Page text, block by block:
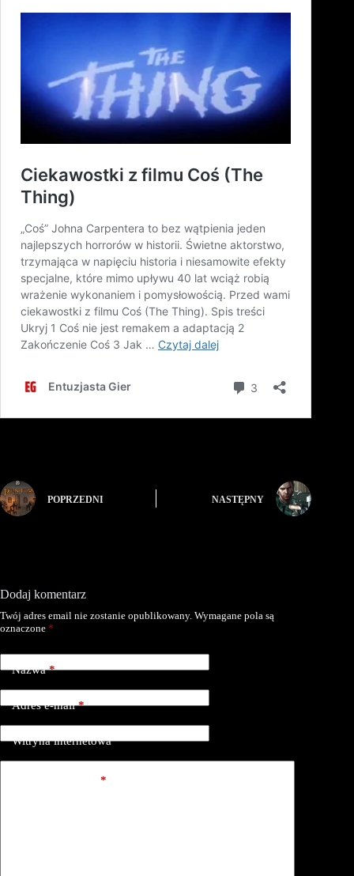
POPRZEDNI NASTĘPNY
Dodaj komentarz
Twój adres email nie zostanie opublikowany. Wymagane pola są
oznaczone *
Nazwa*
Adres e-mail*
Witryna internetowa
*